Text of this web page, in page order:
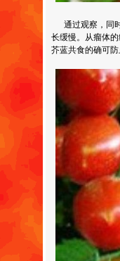
通过观察，同时
长缓慢。从瘤体
芥蓝共食的确可